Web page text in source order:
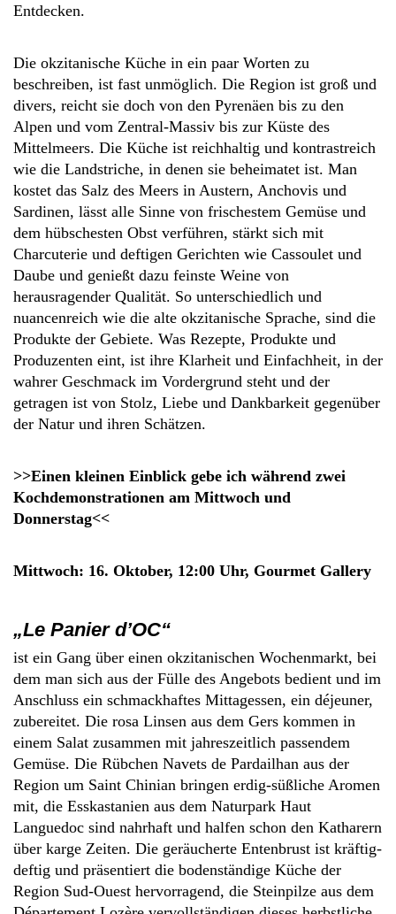
Entdecken.
Die okzitanische Küche in ein paar Worten zu
beschreiben, ist fast unmöglich. Die Region ist groß und
divers, reicht sie doch von den Pyrenäen bis zu den
Alpen und vom Zentral-Massiv bis zur Küste des
Mittelmeers. Die Küche ist reichhaltig und kontrastreich
wie die Landstriche, in denen sie beheimatet ist. Man
kostet das Salz des Meers in Austern, Anchovis und
Sardinen, lässt alle Sinne von frischestem Gemüse und
dem hübschesten Obst verführen, stärkt sich mit
Charcuterie und deftigen Gerichten wie Cassoulet und
Daube und genießt dazu feinste Weine von
herausragender Qualität. So unterschiedlich und
nuancenreich wie die alte okzitanische Sprache, sind die
Produkte der Gebiete. Was Rezepte, Produkte und
Produzenten eint, ist ihre Klarheit und Einfachheit, in der
wahrer Geschmack im Vordergrund steht und der
getragen ist von Stolz, Liebe und Dankbarkeit gegenüber
der Natur und ihren Schätzen.
>>Einen kleinen Einblick gebe ich während zwei
Kochdemonstrationen am Mittwoch und
Donnerstag<<
Mittwoch: 16. Oktober, 12:00 Uhr, Gourmet Gallery
„Le Panier d’OC“
ist ein Gang über einen okzitanischen Wochenmarkt, bei
dem man sich aus der Fülle des Angebots bedient und im
Anschluss ein schmackhaftes Mittagessen, ein déjeuner,
zubereitet. Die rosa Linsen aus dem Gers kommen in
einem Salat zusammen mit jahreszeitlich passendem
Gemüse. Die Rübchen Navets de Pardailhan aus der
Region um Saint Chinian bringen erdig-süßliche Aromen
mit, die Esskastanien aus dem Naturpark Haut
Languedoc sind nahrhaft und halfen schon den Katharern
über karge Zeiten. Die geräucherte Entenbrust ist kräftig-
deftig und präsentiert die bodenständige Küche der
Region Sud-Ouest hervorragend, die Steinpilze aus dem